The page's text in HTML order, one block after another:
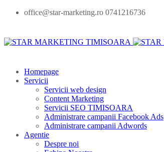
office@star-marketing.ro 0741216736
Homepage
Servicii
Servicii web design
Content Marketing
Servicii SEO TIMISOARA
Administrare campanii Facebook Ads
Administrare campanii Adwords
Agentie
Despre noi